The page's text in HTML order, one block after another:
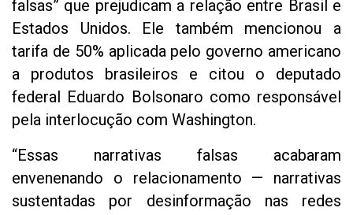
falsas” que prejudicam a relação entre Brasil e
Estados Unidos. Ele também mencionou a
tarifa de 50% aplicada pelo governo americano
a produtos brasileiros e citou o deputado
federal Eduardo Bolsonaro como responsável
pela interlocução com Washington.
“Essas narrativas falsas acabaram
envenenando o relacionamento — narrativas
sustentadas por desinformação nas redes